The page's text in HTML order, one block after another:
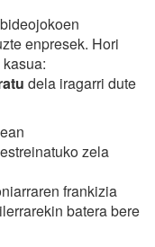
enpresek. Hori
kasua:
dela iragarri dute
zela
frankizia
batera bere